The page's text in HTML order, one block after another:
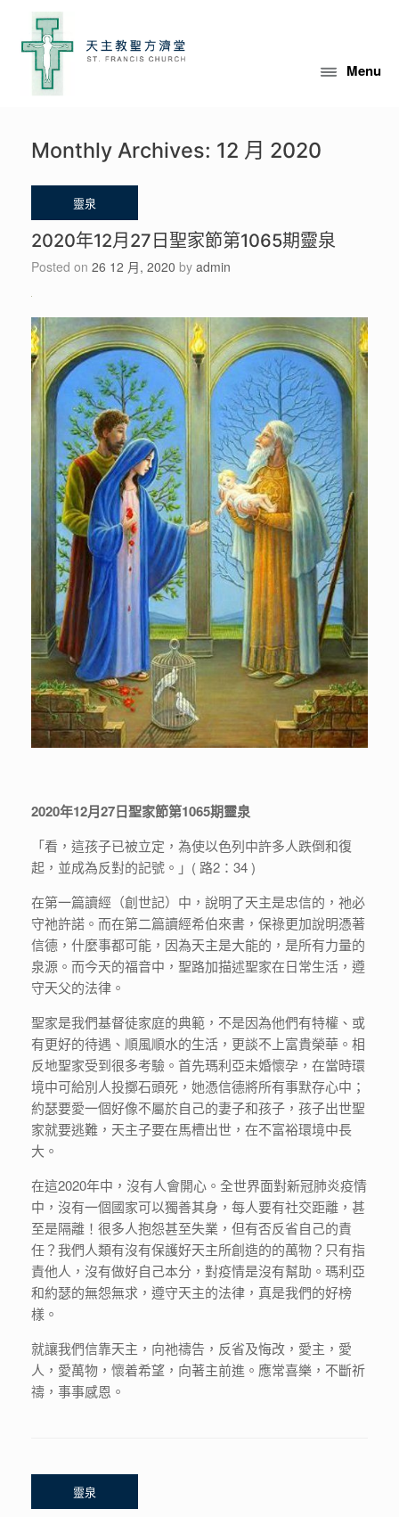
content
Menu
Monthly Archives: 12 月 2020
2020年12月27日聖家節第1065期靈泉
Posted on 26 12 月, 2020 by admin
2020年12月27日聖家節第1065期靈泉
「看，這孩子已被立定，為使以色列中許多人跌倒和復
起，並成為反對的記號。」( 路2：34 )
在第一篇讀經（創世記）中，說明了天主是忠信的，祂必
守祂許諾。而在第二篇讀經希伯來書，保祿更加說明憑著
信德，什麼事都可能，因為天主是大能的，是所有力量的
泉源。而今天的福音中，聖路加描述聖家在日常生活，遵
守天父的法律。
聖家是我們基督徒家庭的典範，不是因為他們有特權、或
有更好的待遇、順風順水的生活，更談不上富貴榮華。相
反地聖家受到很多考驗。首先瑪利亞未婚懷孕，在當時環
境中可給別人投擲石頭死，她憑信德將所有事默存心中；
約瑟要愛一個好像不屬於自己的妻子和孩子，孩子出世聖
家就要逃難，天主子要在馬槽出世，在不富裕環境中長
大。
在這2020年中，沒有人會開心。全世界面對新冠肺炎疫情
中，沒有一個國家可以獨善其身，每人要有社交距離，甚
至是隔離！很多人抱怨甚至失業，但有否反省自己的責
任？我們人類有沒有保護好天主所創造的的萬物？只有指
責他人，沒有做好自己本分，對疫情是沒有幫助。瑪利亞
和約瑟的無怨無求，遵守天主的法律，真是我們的好榜
樣。
就讓我們信靠天主，向祂禱告，反省及悔改，愛主，愛
人，愛萬物，懷着希望，向著主前進。應常喜樂，不斷祈
禱，事事感恩。